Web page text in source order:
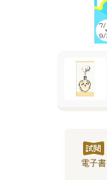
電子書